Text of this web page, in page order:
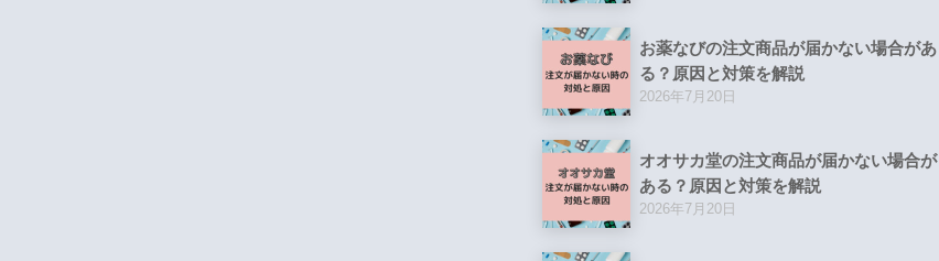
お薬なびの注文商品が届かない場合があ
る？原因と対策を解説
2026年7月20日
オオサカ堂の注文商品が届かない場合が
ある？原因と対策を解説
2026年7月20日